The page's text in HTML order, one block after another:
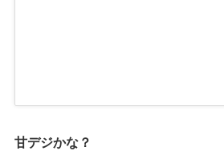
甘デジかな？